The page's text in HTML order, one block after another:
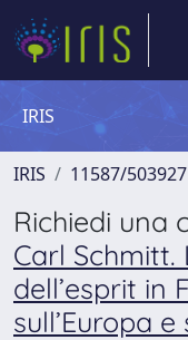
IRIS
IRIS 11587/503927
Richiedi una
Carl
dell’esprit in
sull’Europa